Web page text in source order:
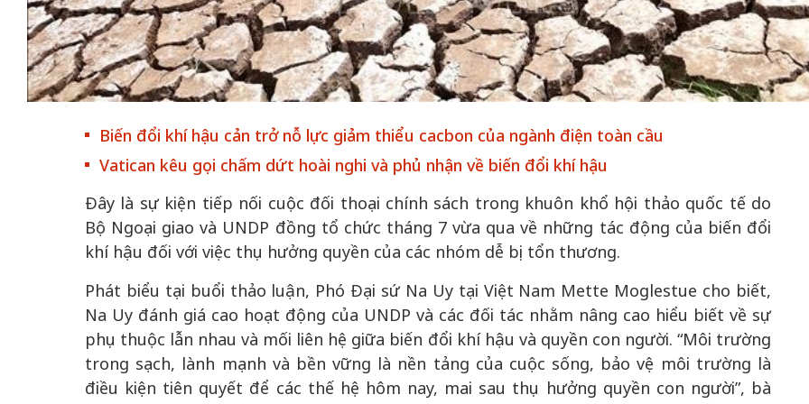
Biến đổi khí hậu cản trở nỗ lực giảm thiểu cacbon của ngành điện toàn cầu
Vatican kêu gọi chấm dứt hoài nghi và phủ nhận về biến đổi khí hậu
Đây là sự kiện tiếp nối cuộc đối thoại chính sách trong khuôn khổ hội thảo quốc tế do
Bộ Ngoại giao và UNDP đồng tổ chức tháng 7 vừa qua về những tác động của biến đổi
khí hậu đối với việc thụ hưởng quyền của các nhóm dễ bị tổn thương.
Phát biểu tại buổi thảo luận, Phó Đại sứ Na Uy tại Việt Nam Mette Moglestue cho biết,
Na Uy đánh giá cao hoạt động của UNDP và các đối tác nhằm nâng cao hiểu biết về sự
phụ thuộc lẫn nhau và mối liên hệ giữa biến đổi khí hậu và quyền con người. “Môi trường
trong sạch, lành mạnh và bền vững là nền tảng của cuộc sống, bảo vệ môi trường là
điều kiện tiên quyết để các thế hệ hôm nay, mai sau thụ hưởng quyền con người”, bà
nhập UNESCO: Khơi
nguồn nội lực văn hóa,
định hình vị thế kiến
tạo | Kỳ 4: Sáng kiến
làm nên diện mạo mới
nhập UNESCO: Khơi
nguồn nội lực văn hóa,
định hình vị thế kiến
tạo | Kỳ 3: Hội nhập
quốc tế bằng bản lĩnh
Việt Nam
50 năm Việt Nam gia
nguồn nội lực văn hóa,
định hình vị thế kiến
tạo | Kỳ 1: Khát vọng
hòa bình thể hiện trong
quyết định lịch sử
Chuyển hóa
thành động